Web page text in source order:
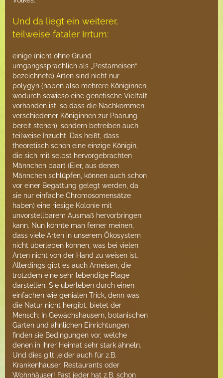
Und da liegt ein weiterer,
teilweise fataler Irrtum:
einige (nicht ohne Grund
umgangssprachlich als „Pestameisen“
bezeichnete) Arten sind nicht nur
polygyn (haben also mehrere Königinnen,
wodurch sowieso eine genetische Vielfalt
vorhanden ist, so dass die Nachkommen
verschiedener Königinnen zur Paarung
bereit stehen), sondern betreiben auch
teilweise Inzucht. Das heißt, dass
theoretisch schon eine einzige Königin,
die sich mit selbst hervorgebrachten
Männchen paart (Eier, aus denen
Männchen schlüpfen, können auch schon
vor einer Begattung gelegt werden, da
sie nur einfache Chromosomensätze
haben) eine riesige Kolonie mit
unvorstellbarem Ausmaß hervorbringen
kann. Nun könnte man ferner meinen,
dass viele Arten in unserem Ökosystem
nicht überleben können, was bei vielen
Arten nicht von der Hand zu weisen ist.
Allerdings gibt es auch Ameisen, die
trotzdem eine sehr lebendige Plage
darstellen. Sie überleben durch einen
einfachen wie genialen Trick, denn was
die Natur nicht hergibt, bietet der
Mensch: In Gewächshäusern, botanischen
Gärten und ähnlichen Einrichtungen
finden sie Bedingungen vor, welche
denen in ihrer Heimat sehr stark ähneln.
Und dies gilt leider auch für z.B.
Krankenhäuser, Restaurants oder
Wohnhäuser! Fast jeder hat z.B. schon